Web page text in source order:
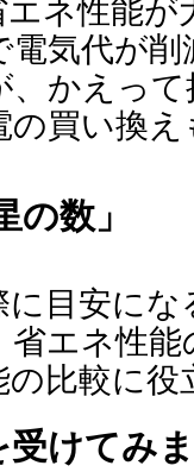
ネ性能が
気代が
、かえっ
の買い換
数」
目安にな
エネ性
比較に役
受けてみ